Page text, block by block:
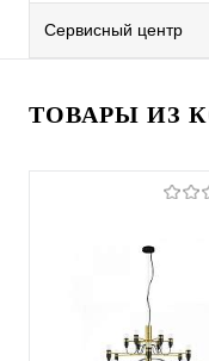
Сервисный центр
ТОВАРЫ ИЗ